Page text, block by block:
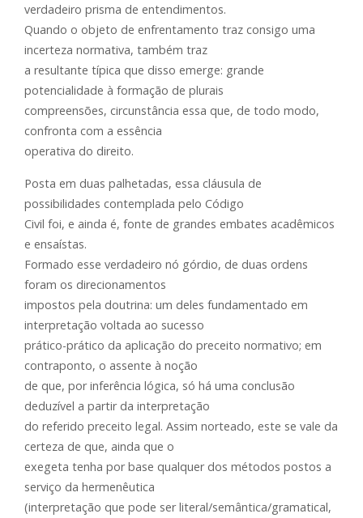
verdadeiro prisma de entendimentos.
Quando o objeto de enfrentamento traz consigo uma
incerteza normativa, também traz
a resultante típica que disso emerge: grande
potencialidade à formação de plurais
compreensões, circunstância essa que, de todo modo,
confronta com a essência
operativa do direito.
Posta em duas palhetadas, essa cláusula de
possibilidades contemplada pelo Código
Civil foi, e ainda é, fonte de grandes embates acadêmicos
e ensaístas.
Formado esse verdadeiro nó górdio, de duas ordens
foram os direcionamentos
impostos pela doutrina: um deles fundamentado em
interpretação voltada ao sucesso
prático-prático da aplicação do preceito normativo; em
contraponto, o assente à noção
de que, por inferência lógica, só há uma conclusão
deduzível a partir da interpretação
do referido preceito legal. Assim norteado, este se vale da
certeza de que, ainda que o
exegeta tenha por base qualquer dos métodos postos a
serviço da hermenêutica
(interpretação que pode ser literal/semântica/gramatical,